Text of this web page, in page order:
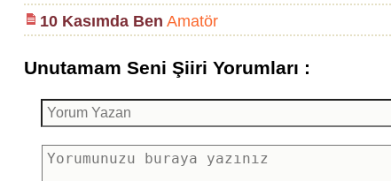
10 Kasımda Ben Amatör
Unutamam Seni Şiiri Yorumları :